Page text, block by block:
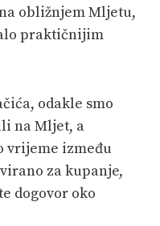
obližnjem Mljetu,
praktičnijim
odakle smo
na Mljet, a
vrijeme između
za kupanje,
dogovor oko